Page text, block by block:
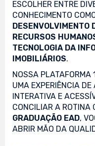
ESCOLHER ENTRE
CONHECIMENTO
DESENVOLVIMENTO
RECURSOS
TECNOLOGIA DA
IMOBILIÁRIOS.
NOSSA PLATAFORMA
UMA EXPERIÊNCIA
INTERATIVA E
CONCILIAR A ROTINA
GRADUAÇÃO EAD,
ABRIR MÃO DA